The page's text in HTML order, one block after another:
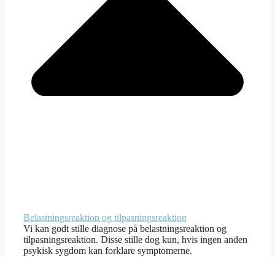
Belastningsreaktion og tilpasningsreaktion
Vi kan godt stille diagnose på belastningsreaktion og
tilpasningsreaktion. Disse stille dog kun, hvis ingen anden
psykisk sygdom kan forklare symptomerne.